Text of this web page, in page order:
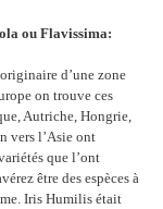
ou Flavissima:
d’une zone
on trouve ces
Autriche, Hongrie,
vers l’Asie ont
que l’ont
être des espèces à
Iris Humilis était